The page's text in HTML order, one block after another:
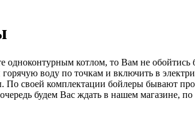
котлом, то Вам не обойтись
воду по точкам и включить в
По своей комплектации бойлеры бывают
будем Вас ждать в нашем магазине,